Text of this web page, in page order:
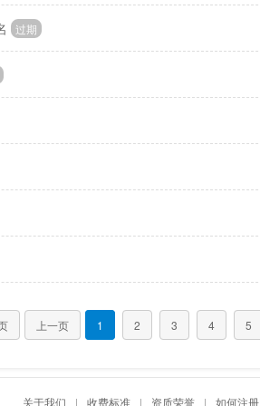
过期
上一页 1 2 3 4 5
关于我们 | 收费标准 | 资质荣誉 | 如何注册